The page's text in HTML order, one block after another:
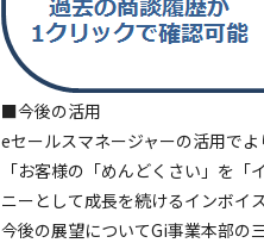
■今後の活用
eセールスマネージャーの活用で
「お客様の「めんどくさい」を
ニーとして成長を続けるインボイス
今後の展望についてGi事業本部の